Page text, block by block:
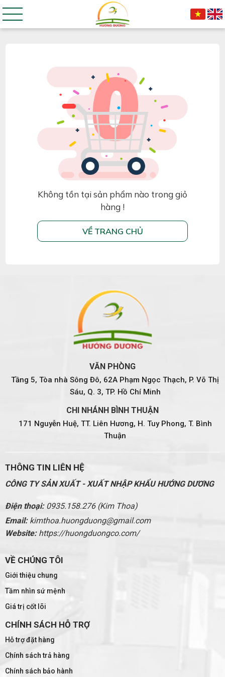
Không tồn tại sản phẩm nào trong giỏ
hàng !
VỀ TRANG CHỦ
VĂN PHÒNG
Tầng 5, Tòa nhà Sông Đô, 62A Phạm Ngọc Thạch, P. Võ Thị
Sáu, Q. 3, TP. Hồ Chí Minh
CHI NHÁNH BÌNH THUẬN
171 Nguyễn Huệ, TT. Liên Hương, H. Tuy Phong, T. Bình
Thuận
THÔNG TIN LIÊN HỆ
CÔNG TY SẢN XUẤT - XUẤT NHẬP KHẨU HƯỚNG DƯƠNG
Điện thoại:0935.158.276 (Kim Thoa)
Email: kimthoa.huongduong@gmail.com
Website:https://huongduongco.com/
VỀ CHÚNG TÔI
Giới thiệu chung
Tầm nhìn sứ mệnh
Giá trị cốt lõi
CHÍNH SÁCH HỖ TRỢ
Hỗ trợ đặt hàng
Chính sách trả hàng
Chính sách bảo hành